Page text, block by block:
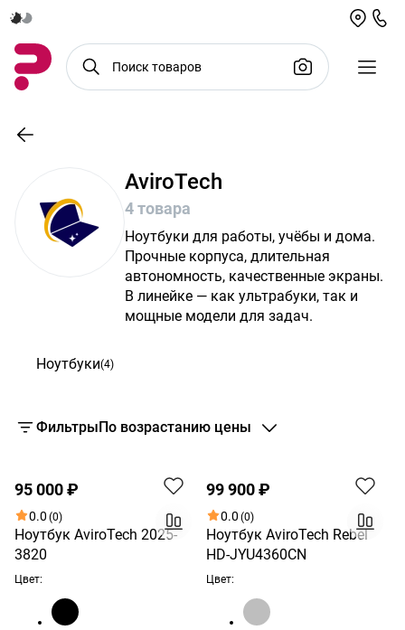
AviroTech
4 товара
Ноутбуки для работы, учёбы и дома.
Прочные корпуса, длительная
автономность, качественные экраны.
В линейке — как ультрабуки, так и
мощные модели для задач.
Ноутбуки(4)
ФильтрыПо возрастанию цены
95 000 ₽
0.0 (0)
Ноутбук AviroTech 2025-
3820
Цвет:
99 900 ₽
0.0 (0)
Ноутбук AviroTech Rebel
HD-JYU4360CN
Цвет: